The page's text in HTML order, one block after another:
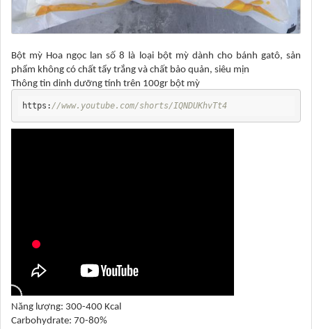
Bột mỳ Hoa ngọc lan số 8 là loại bột mỳ dành cho bánh gatô, sản
phẩm không có chất tẩy trắng và chất bảo quản, siêu mịn
Thông tin dinh dưỡng tính trên 100gr bột mỳ
https: //www.youtube.com/shorts/IQNDUKhvTt4
Năng lượng: 300-400 Kcal
Carbohydrate: 70-80%